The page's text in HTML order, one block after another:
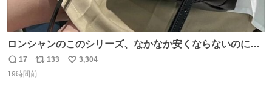
ロンシャンのこのシリーズ、なかなか安くならないのにセ
ール価格になってる🖤✨レザーなのが反則級にかわいい。
持ってるだけでコーデが格上げされる。
返
信
17
リ
ポ
133
い
3,304
19時間前